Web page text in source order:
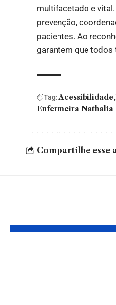
multifacetado e
prevenção,
pacientes. Ao
garantem que todos
Tag: Acessibilidade
Enfermeira Nathalia
Compartilhe esse